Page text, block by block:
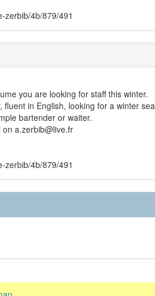
zerbib/4b/879/491
you are looking for staff this winter.
in English, looking for a winter
bartender or waiter.
a.zerbib@live.fr
zerbib/4b/879/491